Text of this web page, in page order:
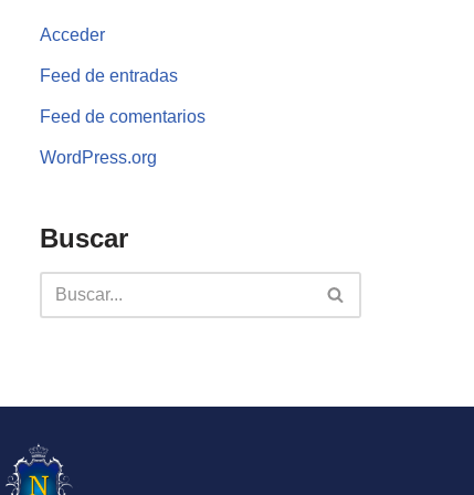
Acceder
Feed de entradas
Feed de comentarios
WordPress.org
Buscar